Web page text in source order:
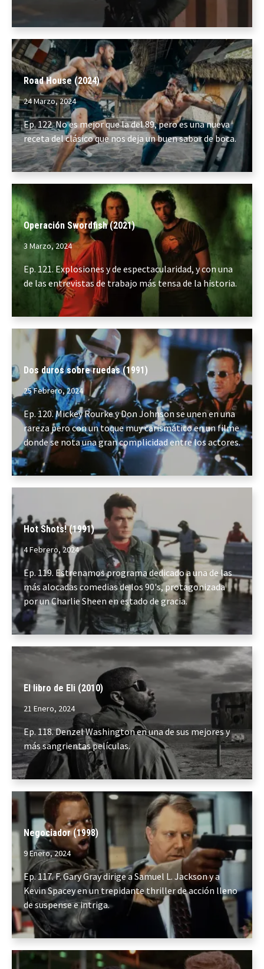
Road House (2024)
24 Marzo, 2024
Ep. 122. No es mejor que la del 89, pero es una nueva
receta del clásico que nos deja un buen sabor de boca.
Operación Swordfish (2021)
3 Marzo, 2024
Ep. 121. Explosiones y de espectacularidad, y con una
de las entrevistas de trabajo más tensa de la historia.
Dos duros sobre ruedas (1991)
25 Febrero, 2024
Ep. 120. Mickey Rourke y Don Johnson se unen en una
rareza pero con un toque muy carismático en un filme
donde se nota una gran complicidad entre los actores.
Hot Shots! (1991)
4 Febrero, 2024
Ep. 119. Estrenamos programa dedicado a una de las
más alocadas comedias de los 90's, protagonizada
por un Charlie Sheen en estado de gracia.
El libro de Eli (2010)
21 Enero, 2024
Ep. 118. Denzel Washington en una de sus mejores y
más sangrientas películas.
Negociador (1998)
9 Enero, 2024
Ep. 117. F. Gary Gray dirige a Samuel L. Jackson y a
Kevin Spacey en un trepidante thriller de acción lleno
de suspense e intriga.